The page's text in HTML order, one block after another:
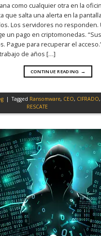
como cualquier otra en la
que salta una alerta en la
Los servidores no responden.
un pago en criptomonedas.
Pague para recuperar el
de años […]
CONTINUE READING →
| Tagged Ransomware, CEO, CIFRADO,
RESCATE